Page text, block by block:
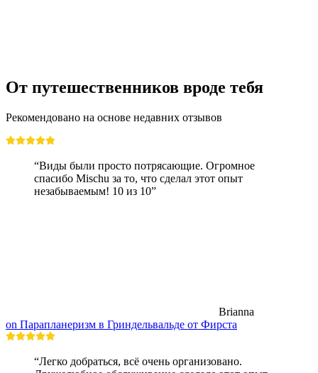
От путешественников вроде тебя
Рекомендовано на основе недавних отзывов
“Виды были просто потрясающие. Огромное
спасибо Mischu за то, что сделал этот опыт
незабываемым! 10 из 10”
Brianna
on Парапланеризм в Гриндельвальде от Фирста
“Легко добраться, всё очень организовано.